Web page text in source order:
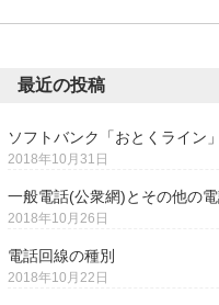
最近の投稿
ソフトバンク「おとくライン」
2018年10月31日
一般電話(公衆網)とその他の
2018年10月26日
電話回線の種別
2018年10月22日